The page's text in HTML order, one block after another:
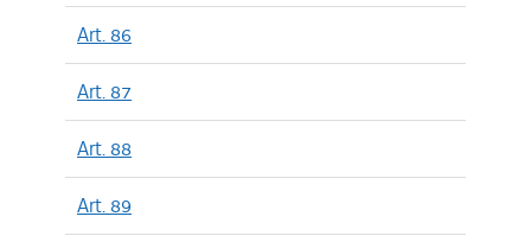
Art. 86
Art. 87
Art. 88
Art. 89